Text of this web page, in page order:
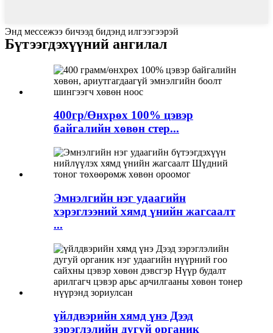
Энд мессежээ бичээд бидэнд илгээгээрэй
Бүтээгдэхүүний ангилал
400гр/Өнхрөх 100% цэвэр
байгалийн хөвөн стер...
Эмнэлгийн нэг удаагийн
хэрэглээний хямд үнийн жагсаалт
...
үйлдвэрийн хямд үнэ Дээд
зэрэглэлийн дугуй органик